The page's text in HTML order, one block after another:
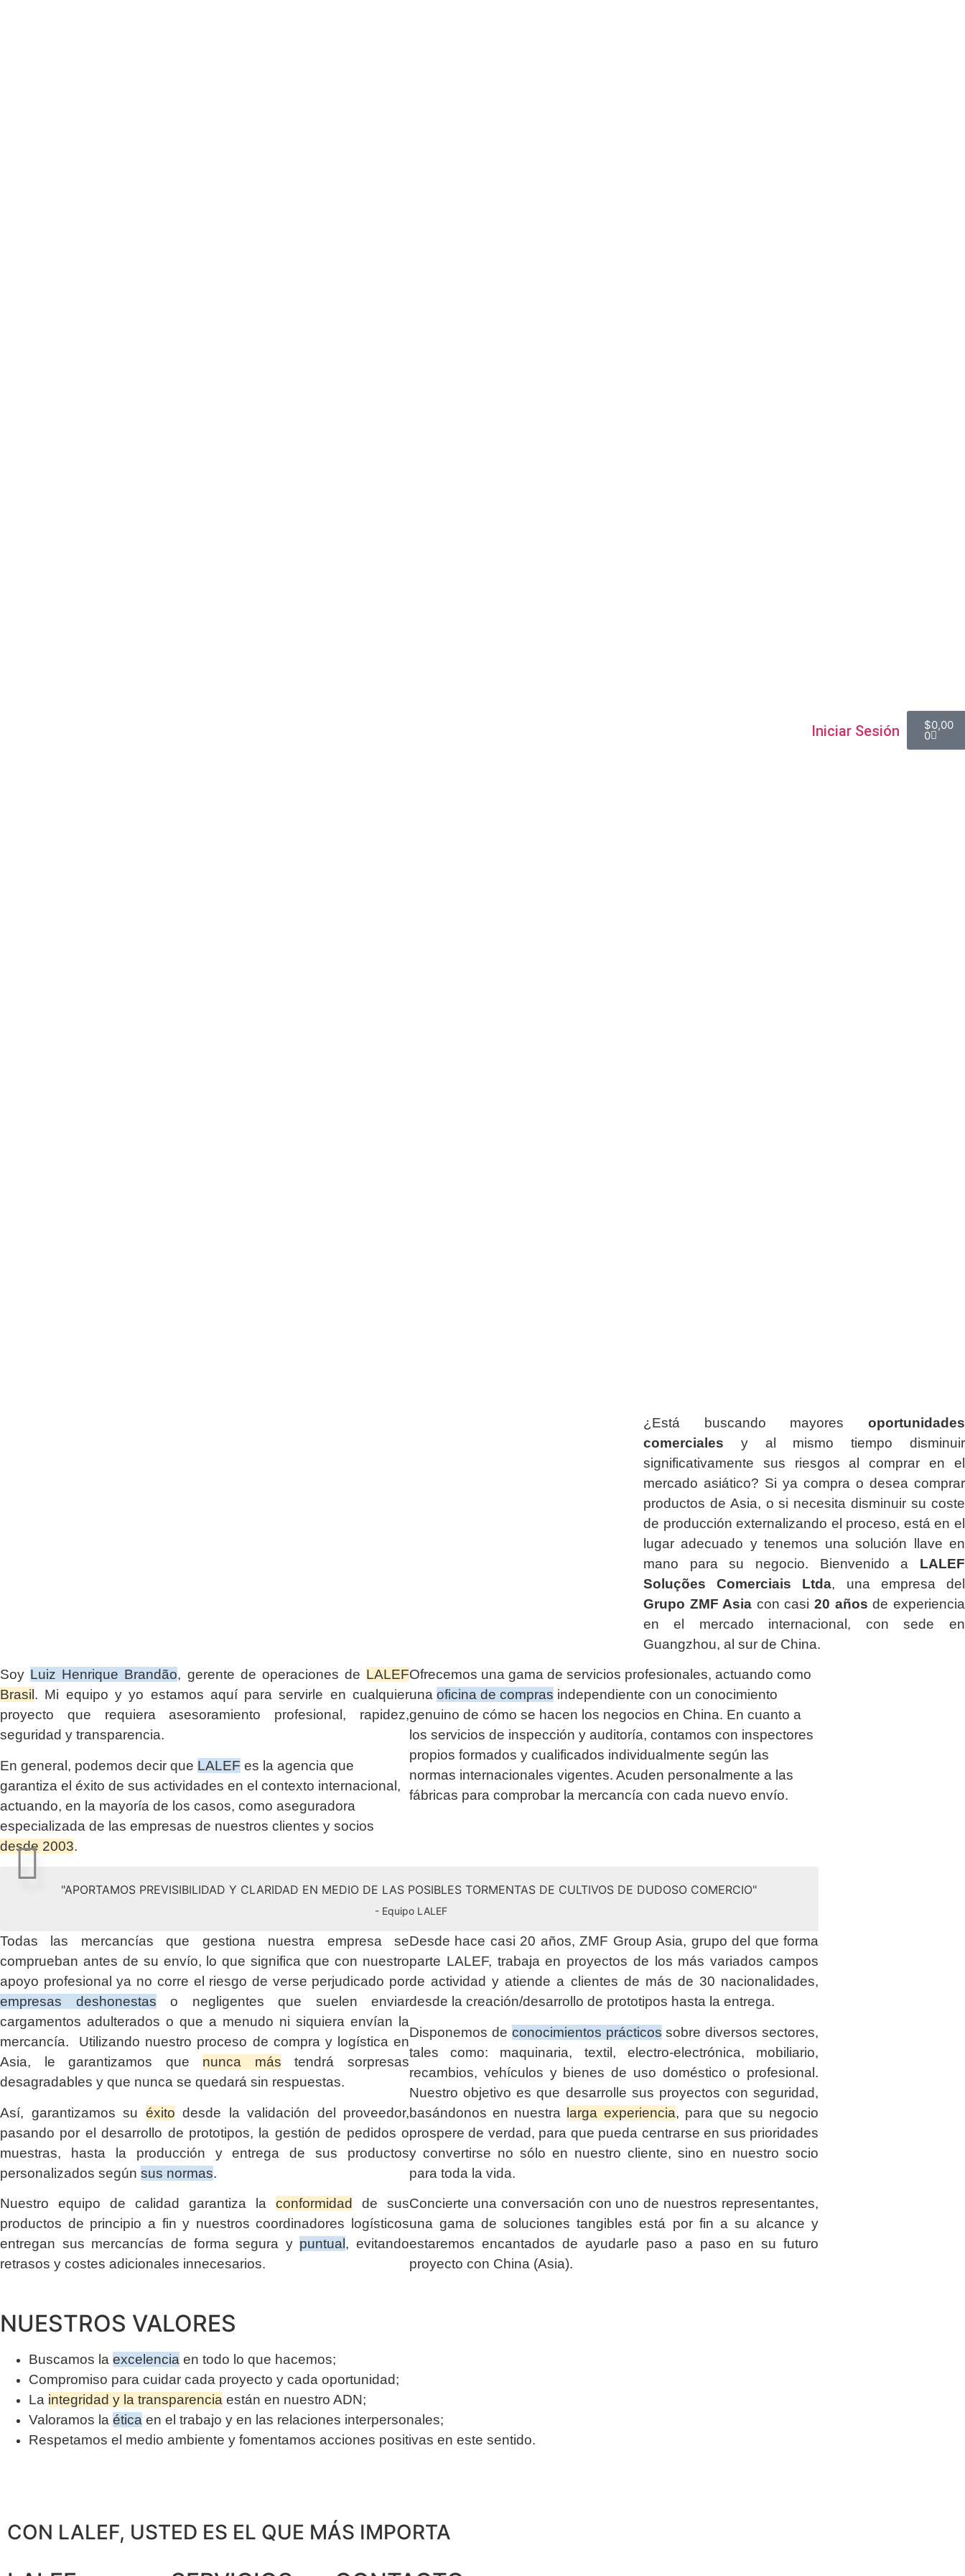
Iniciar Sesión $0,00
0
¿Está buscando mayores oportunidades
comerciales y al mismo tiempo disminuir
significativamente sus riesgos al comprar en el
mercado asiático? Si ya compra o desea comprar
productos de Asia, o si necesita disminuir su coste
de producción externalizando el proceso, está en el
lugar adecuado y tenemos una solución llave en
mano para su negocio. Bienvenido a LALEF
Soluções Comerciais Ltda, una empresa del
Grupo ZMF Asia con casi20 años de experiencia
en el mercado internacional, con sede en
Guangzhou, al sur de China.
Soy Luiz Henrique Brandão, gerente de operaciones de LALEF
Brasil . Mi equipo y yo estamos aquí para servirle en cualquier
proyecto que requiera asesoramiento profesional, rapidez,
seguridad y transparencia.
En general, podemos decir que LALEF es la agencia que
garantiza el éxito de sus actividades en el contexto internacional,
actuando, en la mayoría de los casos, como aseguradora
especializada de las empresas de nuestros clientes y socios
desde 2003.
Ofrecemos una gama de servicios profesionales, actuando como
una oficina de compras independiente con un conocimiento
genuino de cómo se hacen los negocios en China. En cuanto a
los servicios de inspección y auditoría, contamos con inspectores
propios formados y cualificados individualmente según las
normas internacionales vigentes. Acuden personalmente a las
fábricas para comprobar la mercancía con cada nuevo envío.
"APORTAMOS PREVISIBILIDAD Y CLARIDAD EN MEDIO DE LAS POSIBLES TORMENTAS DE CULTIVOS DE DUDOSO COMERCIO"
- Equipo LALEF
Todas las mercancías que gestiona nuestra empresa se
comprueban antes de su envío, lo que significa que con nuestro
apoyo profesional ya no corre el riesgo de verse perjudicado por
empresas deshonestas o negligentes que suelen enviar
cargamentos adulterados o que a menudo ni siquiera envían la
mercancía. Utilizando nuestro proceso de compra y logística en
Asia, le garantizamos que nunca más tendrá sorpresas
desagradables y que nunca se quedará sin respuestas.
Así, garantizamos su éxito desde la validación del proveedor,
pasando por el desarrollo de prototipos, la gestión de pedidos o
muestras, hasta la producción y entrega de sus productos
personalizados según sus normas.
Nuestro equipo de calidad garantiza la conformidad
de sus
productos de principio a fin y nuestros coordinadores logísticos
entregan sus mercancías de forma segura y puntual , evitando
retrasos y costes adicionales innecesarios.
Desde hace casi 20 años, ZMF Group Asia, grupo del que forma
parte LALEF, trabaja en proyectos de los más variados campos
de actividad y atiende a clientes de más de 30 nacionalidades,
desde la creación/desarrollo de prototipos hasta la entrega.
Disponemos de conocimientos prácticos sobre diversos sectores,
tales como: maquinaria, textil, electro-electrónica, mobiliario,
recambios, vehículos y bienes de uso doméstico o profesional.
Nuestro objetivo es que desarrolle sus proyectos con seguridad,
basándonos en nuestra larga experiencia, para que su negocio
prospere de verdad, para que pueda centrarse en sus prioridades
y convertirse no sólo en nuestro cliente, sino en nuestro socio
para toda la vida.
Concierte una conversación con uno de nuestros representantes,
una gama de soluciones tangibles está por fin a su alcance y
estaremos encantados de ayudarle paso a paso en su futuro
proyecto con China (Asia).
NUESTROS VALORES
Buscamos la excelencia en todo lo que hacemos;
Compromiso para cuidar cada proyecto y cada oportunidad;
La integridad y la transparencia están en nuestro ADN;
Valoramos la ética en el trabajo y en las relaciones interpersonales;
Respetamos el medio ambiente y fomentamos acciones positivas en este sentido.
CON LALEF, USTED ES EL QUE MÁS IMPORTA